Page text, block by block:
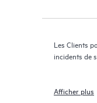
Les Clients
incidents de
Afficher plus